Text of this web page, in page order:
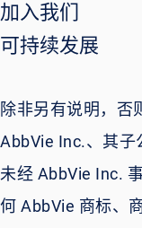
加入我们
可持续发展
除非另有说明，否
AbbVie Inc.、其子
未经 AbbVie Inc.
何 AbbVie 商标、